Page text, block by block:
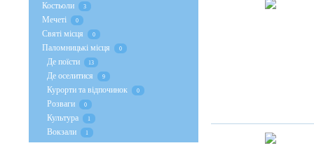
Костьоли 3
Мечеті 0
Святі місця 0
Паломницькі місця 0
Де поїсти 13
Де оселитися 9
Курорти та відпочинок 0
Розваги 0
Культура 1
Вокзали 1